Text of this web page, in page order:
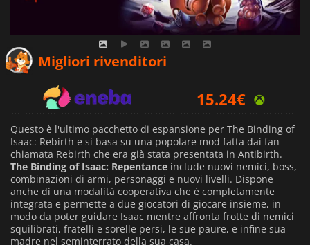
Migliori rivenditori
15.24€
Questo è l'ultimo pacchetto di espansione per The Binding of
Isaac: Rebirth e si basa su una popolare mod fatta dai fan
chiamata Rebirth che era già stata presentata in Antibirth.
The Binding of Isaac: Repentance include nuovi nemici, boss,
combinazioni di armi, personaggi e nuovi livelli. Dispone
anche di una modalità cooperativa che è completamente
integrata e permette a due giocatori di giocare insieme, in
modo da poter guidare Isaac mentre affronta frotte di nemici
squilibrati, fratelli e sorelle persi, le sue paure, e infine sua
madre nel seminterrato della sua casa.